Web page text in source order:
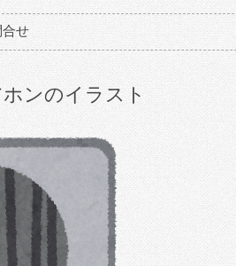
合せ
ンのイラスト